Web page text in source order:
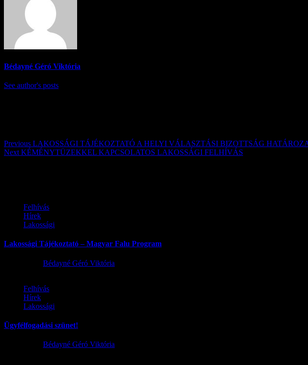
Bédayné Géró Viktória
See author's posts
Previous LAKOSSÁGI TÁJÉKOZTATÓ A HELYI VÁLASZTÁSI BIZOTTSÁG
Next KÉMÉNYTÜZEKKEL KAPCSOLATOS LAKOSSÁGI FELHÍVÁS
Felhívás
Hírek
Lakossági
Lakossági Tájékoztató – Magyar Falu Program
Bédayné Géró Viktória
Felhívás
Hírek
Lakossági
Ügyfélfogadási szünet!
Bédayné Géró Viktória